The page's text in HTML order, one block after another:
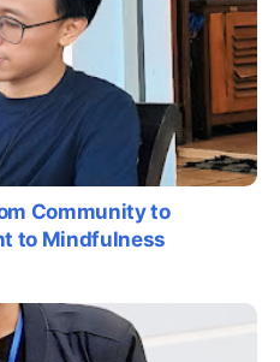
Community to
to Mindfulness